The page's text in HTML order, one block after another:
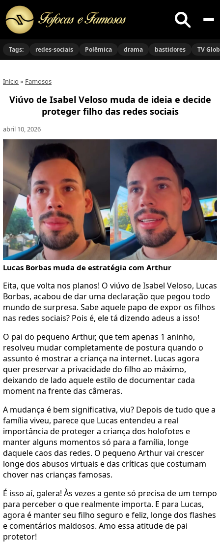
Buscar
no
Tags: redes-sociais Polêmica drama bastidores TV
Início » Famosos
Viúvo de Isabel Veloso muda de ideia e decide
proteger filho das redes sociais
abril 10, 2026
Lucas Borbas muda de estratégia com Arthur
Eita, que volta nos planos! O viúvo de Isabel Veloso, Lucas
Borbas, acabou de dar uma declaração que pegou todo
mundo de surpresa. Sabe aquele papo de expor os filhos
nas redes sociais? Pois é, ele tá dizendo adeus a isso!
O pai do pequeno Arthur, que tem apenas 1 aninho,
resolveu mudar completamente de postura quando o
assunto é mostrar a criança na internet. Lucas agora
quer preservar a privacidade do filho ao máximo,
deixando de lado aquele estilo de documentar cada
moment na frente das câmeras.
A mudança é bem significativa, viu? Depois de tudo que a
família viveu, parece que Lucas entendeu a real
importância de proteger a criança dos holofotes e
manter alguns momentos só para a família, longe
daquele caos das redes. O pequeno Arthur vai crescer
longe dos abusos virtuais e das críticas que costumam
chover nas crianças famosas.
É isso aí, galera! Às vezes a gente só precisa de um tempo
para perceber o que realmente importa. E para Lucas,
agora é manter seu filho seguro e feliz, longe dos flashes
e comentários maldosos. Amo essa atitude de pai
protetor!